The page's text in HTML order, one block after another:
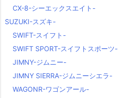
CX-8-シーエックスエイト-
SUZUKI-スズキ-
SWIFT-スイフト-
SWIFT SPORT-スイフトスポーツ-
JIMNY-ジムニー-
JIMNY SIERRA-ジムニーシエラ-
WAGONR-ワゴンアール-